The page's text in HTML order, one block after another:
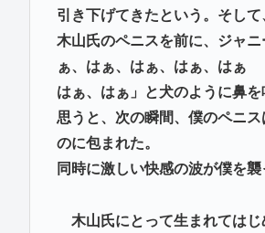
引き下げてきたという。そし
木山氏のペニスを前に、ジャ
ぁ、はぁ、はぁ、はぁ、はぁ
はぁ、はぁ」と犬のように鼻
思うと、次の瞬間、僕のペニ
のに包まれた。
同時に激しい快感の波が僕を襲
木山氏にとって生まれてはじ